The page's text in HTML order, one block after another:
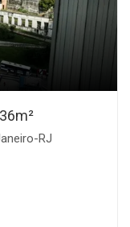
RJ